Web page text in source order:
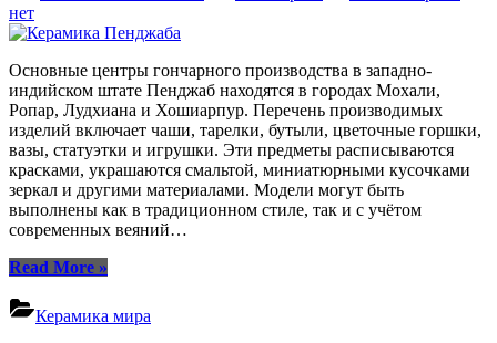
нет
Основные центры гончарного производства в западно-
индийском штате Пенджаб находятся в городах Мохали,
Ропар, Лудхиана и Хошиарпур. Перечень производимых
изделий включает чаши, тарелки, бутыли, цветочные горшки,
вазы, статуэтки и игрушки. Эти предметы расписываются
красками, украшаются смальтой, миниатюрными кусочками
зеркал и другими материалами. Модели могут быть
выполнены как в традиционном стиле, так и с учётом
современных веяний…
Read More“Керамика
»
Керамика мира